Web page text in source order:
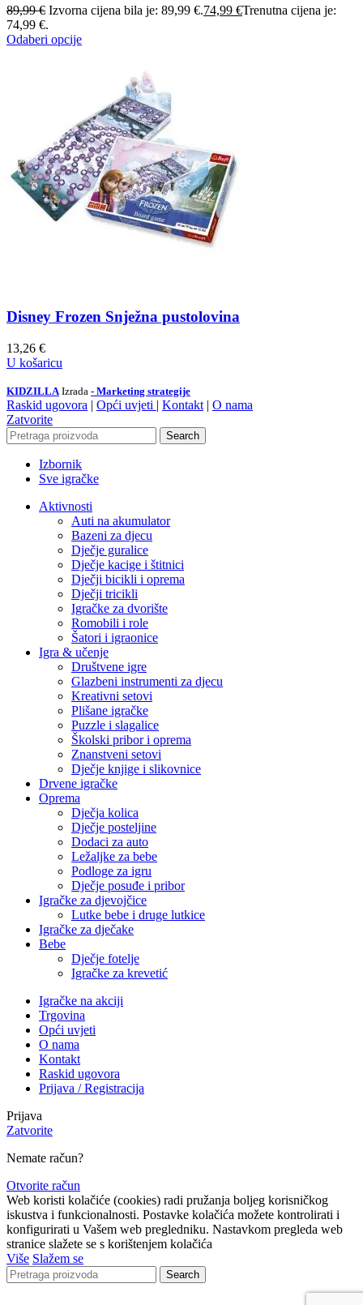
89,99€ Izvorna cijena bila je: 89,99 €.74,99 €Trenutna cijena je:
74,99 €.
Odaberi opcije
Disney Frozen Snježna pustolovina
13,26 €
U košaricu
KIDZILLA Izrada - Marketing strategije
Raskid ugovora | Opći uvjeti | Kontakt | O nama
Zatvorite
Search
Izbornik
Sve igračke
Aktivnosti
Auti na akumulator
Bazeni za djecu
Dječje guralice
Dječje kacige i štitnici
Dječji bicikli i oprema
Dječji tricikli
Igračke za dvorište
Romobili i role
Šatori i igraonice
Igra & učenje
Društvene igre
Glazbeni instrumenti za djecu
Kreativni setovi
Plišane igračke
Puzzle i slagalice
Školski pribor i oprema
Znanstveni setovi
Dječje knjige i slikovnice
Drvene igračke
Oprema
Dječja kolica
Dječje posteljine
Dodaci za auto
Ležaljke za bebe
Podloge za igru
Dječje posuđe i pribor
Igračke za djevojčice
Lutke bebe i druge lutkice
Igračke za dječake
Bebe
Dječje fotelje
Igračke za krevetić
Igračke na akciji
Trgovina
Opći uvjeti
O nama
Kontakt
Raskid ugovora
Prijava / Registracija
Prijava
Zatvorite
Nemate račun?
Otvorite račun
Web koristi kolačiće (cookies) radi pružanja boljeg korisničkog
iskustva i funkcionalnosti. Postavke kolačića možete kontrolirati i
konfigurirati u Vašem web pregledniku. Nastavkom pregleda web
stranice slažete se s korištenjem kolačića
Više Slažem se
Search
Obavijestit ćemo Vas kada proizvod bude ponovno